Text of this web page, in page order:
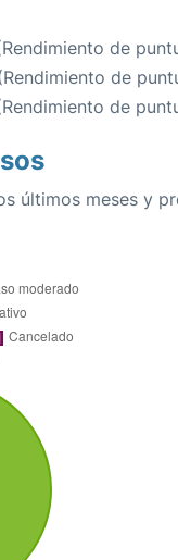
de
de
de
últimos meses y